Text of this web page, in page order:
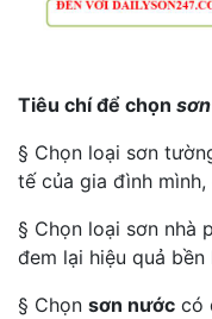
Tiêu chí để chọn
§ Chọn loại sơn
tế của gia đình
§ Chọn loại sơn nhà
đem lại hiệu quả
§ Chọn sơn nước có